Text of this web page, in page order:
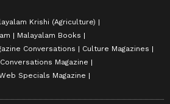
Krishi (Agriculture)
Malayalam Books
Conversations
Culture Magazines
Conversations Magazine
Specials Magazine